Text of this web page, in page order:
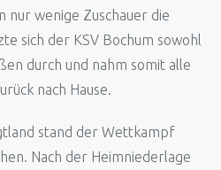
wenige Zuschauer die
sich der KSV Bochum sowohl
durch und nahm somit alle
nach Hause.
stand der Wettkampf
Nach der Heimniederlage